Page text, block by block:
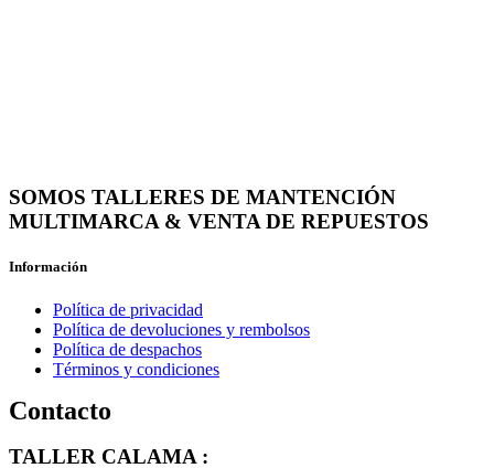
SOMOS TALLERES DE MANTENCIÓN
MULTIMARCA & VENTA DE REPUESTOS
Información
Política de privacidad
Política de devoluciones y rembolsos
Política de despachos
Términos y condiciones
Contacto
TALLER CALAMA :